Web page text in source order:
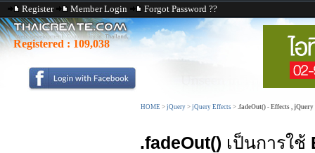
Register Member Login Forgot Password ??
Registered : 109,038
HOME > jQuery > jQuery Effects > .fadeOut() - Effects , jQuery
.fadeOut() เป็นการใช้